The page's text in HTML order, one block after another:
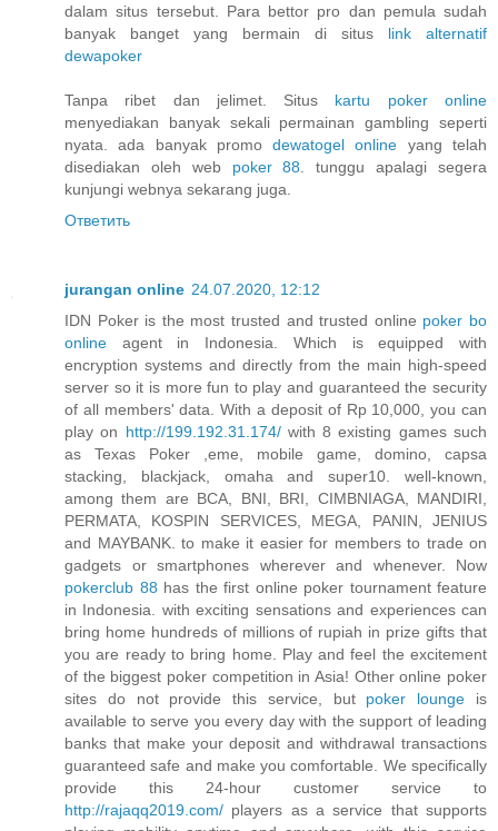
dalam situs tersebut. Para bettor pro dan pemula sudah
banyak banget yang bermain di situs link alternatif
dewapoker
Tanpa ribet dan jelimet. Situs kartu poker online
menyediakan banyak sekali permainan gambling seperti
nyata. ada banyak promodewatogel online yang telah
disediakan oleh web poker 88 . tunggu apalagi segera
kunjungi webnya sekarang juga.
Ответить
jurangan online 24.07.2020, 12:12
IDN Poker is the most trusted and trusted online poker bo
online agent in Indonesia. Which is equipped with
encryption systems and directly from the main high-speed
server so it is more fun to play and guaranteed the security
of all members' data. With a deposit of Rp 10,000, you can
play on http://199.192.31.174/with 8 existing games such
as Texas Poker ,eme, mobile game, domino, capsa
stacking, blackjack, omaha and super10. well-known,
among them are BCA, BNI, BRI, CIMBNIAGA, MANDIRI,
PERMATA, KOSPIN SERVICES, MEGA, PANIN, JENIUS
and MAYBANK. to make it easier for members to trade on
gadgets or smartphones wherever and whenever. Now
pokerclub 88 has the first online poker tournament feature
in Indonesia. with exciting sensations and experiences can
bring home hundreds of millions of rupiah in prize gifts that
you are ready to bring home. Play and feel the excitement
of the biggest poker competition in Asia! Other online poker
sites do not provide this service, but poker lounge is
available to serve you every day with the support of leading
banks that make your deposit and withdrawal transactions
guaranteed safe and make you comfortable. We specifically
provide this 24-hour customer service to
http://rajaqq2019.com/ players as a service that supports